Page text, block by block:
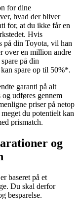
for dine
hvad der bliver
for, at du ikke får en
Hvis
på din Toyota, vil han
over en million andre
på din
spare op til 50%*.
garanti på alt
udføres gennem
priser på netop
du potentielt kan
prismatch.
og
baseret på et
Du skal derfor
besparelse.